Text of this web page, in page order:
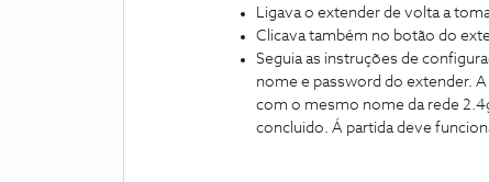
Ligava o extender de volta a
Clicava também no botão do
Seguia as instruções de
nome e password do extender.
com o mesmo nome da rede
concluido. Á partida deve